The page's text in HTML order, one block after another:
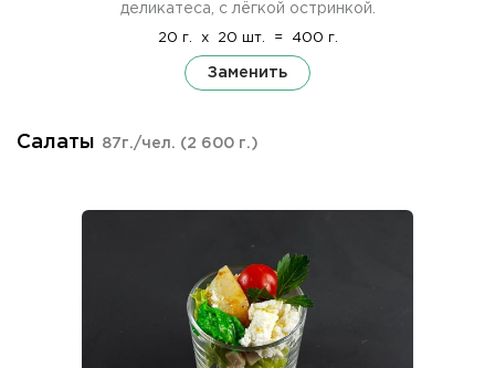
деликатеса, с лёгкой остринкой.
20 г. x 20 шт. = 400 г.
Заменить
Салаты 87г./чел. (2 600 г.)